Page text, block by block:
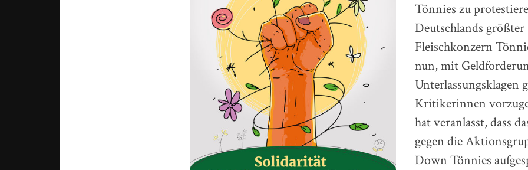
Tönnies zu
Deutschlands größter
Fleischkonzern
nun, mit
Unterlassungsklagen
Kritikerinnen
hat veranlasst, dass
gegen die
Down Tönnies